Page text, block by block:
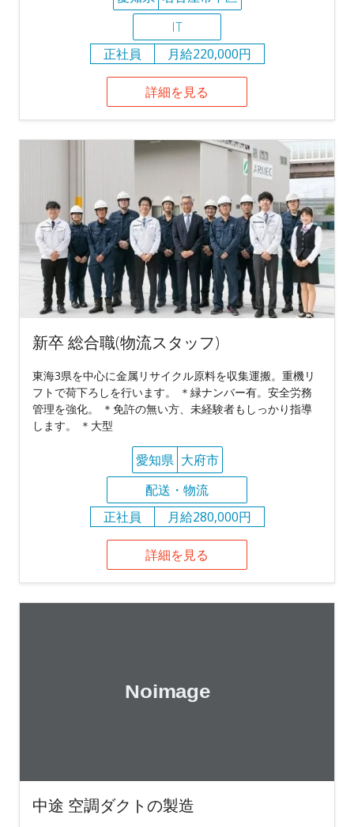
IT
正社員
月給220,000円
詳細を見る
新卒 総合職(物流スタッフ)
東海3県を中心に金属リサイクル原料を収集運搬。重機リ
フトで荷下ろしを行います。 ＊緑ナンバー有。安全労務
管理を強化。 ＊免許の無い方、未経験者もしっかり指導
します。 ＊大型
愛知県 大府市
配送・物流
正社員
月給280,000円
詳細を見る
中途 空調ダクトの製造